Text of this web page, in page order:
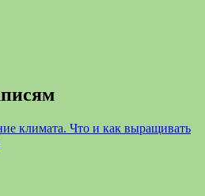
климата. Что и как выращивать